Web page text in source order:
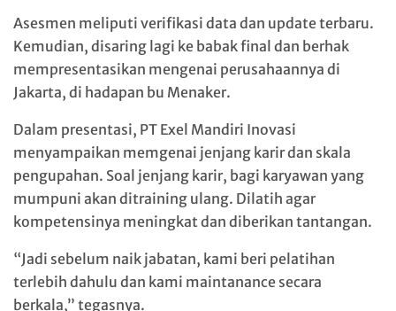
Asesmen meliputi verifikasi data dan update terbaru.
Kemudian, disaring lagi ke babak final dan berhak
mempresentasikan mengenai perusahaannya di
Jakarta, di hadapan bu Menaker.
Dalam presentasi, PT Exel Mandiri Inovasi
menyampaikan memgenai jenjang karir dan skala
pengupahan. Soal jenjang karir, bagi karyawan yang
mumpuni akan ditraining ulang. Dilatih agar
kompetensinya meningkat dan diberikan tantangan.
“Jadi sebelum naik jabatan, kami beri pelatihan
terlebih dahulu dan kami maintanance secara
berkala,” tegasnya.